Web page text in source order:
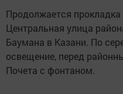
Продолжается прокладка
Центральная улица
Баумана в Казани. По
освещение, перед
Почета с фонтаном.